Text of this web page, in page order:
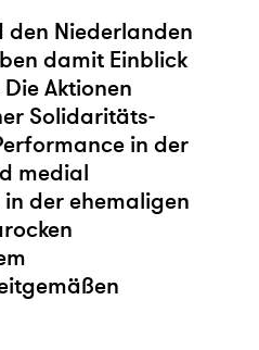
Niederlanden
damit Einblick
Aktionen
Solidaritäts-
in der
medial
der ehemaligen